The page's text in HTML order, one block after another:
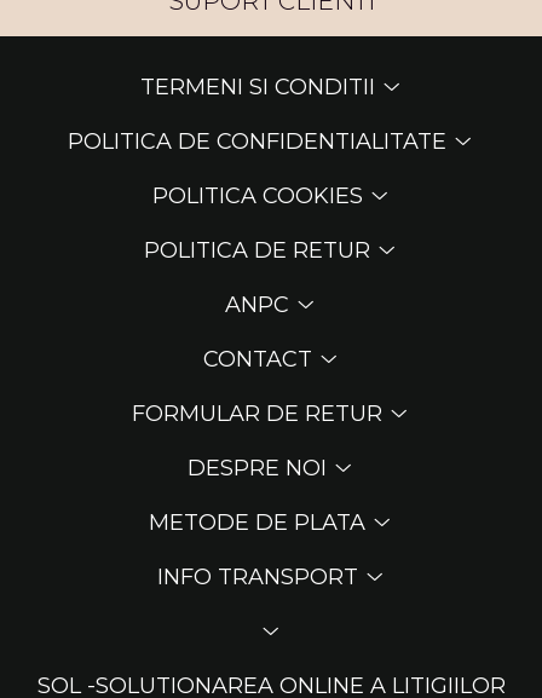
TERMENI SI CONDITII
POLITICA DE CONFIDENTIALITATE
POLITICA COOKIES
POLITICA DE RETUR
ANPC
CONTACT
FORMULAR DE RETUR
DESPRE NOI
METODE DE PLATA
INFO TRANSPORT
SOL -SOLUTIONAREA ONLINE A LITIGIILOR